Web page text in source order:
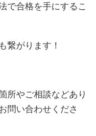
で合格を手にするこ
繋がります！
所やご相談などあり
問い合わせくださ